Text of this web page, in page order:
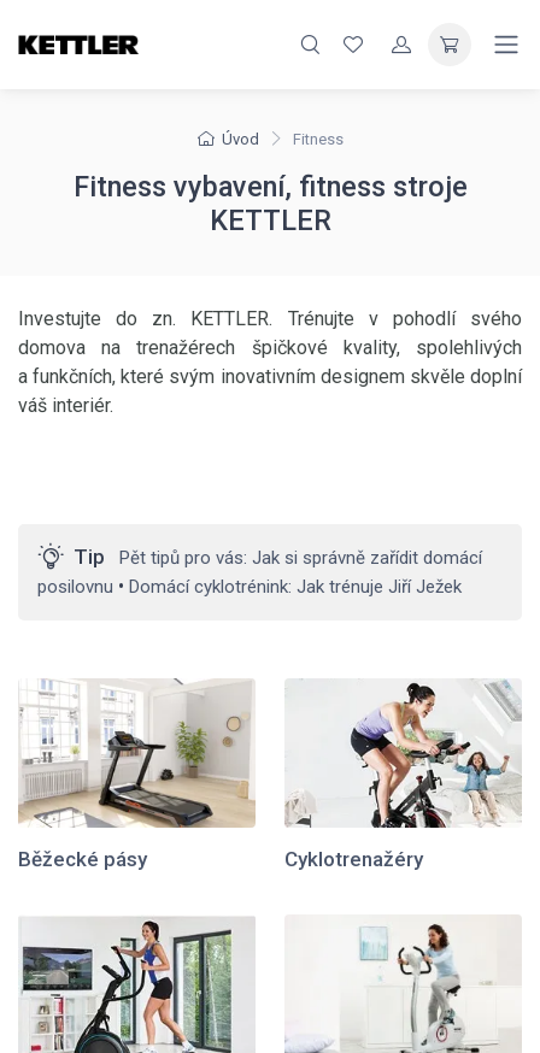
Úvod Fitness
Fitness vybavení, fitness stroje
KETTLER
Investujte do zn. KETTLER. Trénujte v pohodlí svého
domova na trenažérech špičkové kvality, spolehlivých
a funkčních, které svým inovativním designem skvěle doplní
váš interiér.
Tip
Pět tipů pro vás: Jak si správně zařídit domácí
posilovnu • Domácí cyklotrénink: Jak trénuje Jiří Ježek
Běžecké pásy Cyklotrenažéry